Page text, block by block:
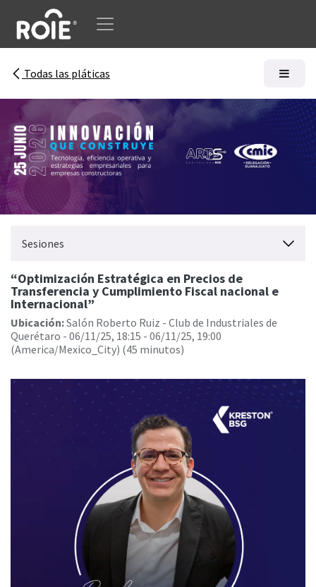
Ir al contenido
Todas las pláticas
Sesiones
“Optimización Estratégica en Precios de
Transferencia y Cumplimiento Fiscal nacional e
Internacional”
Ubicación:Salón Roberto Ruiz - Club de Industriales de
Querétaro - 06/11/25, 18:15 - 06/11/25, 19:00
(America/Mexico_City) (45 minutos)